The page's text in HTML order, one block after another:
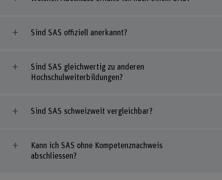
Sind SAS offiziell anerkannt?
Sind SAS gleichwertig zu anderen
Hochschulweiterbildungen?
Sind SAS schweizweit vergleichbar?
Kann ich SAS ohne Kompetenznachweis
abschliessen?